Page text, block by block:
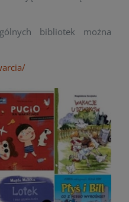
bibliotek można